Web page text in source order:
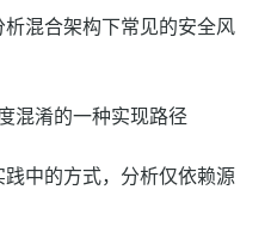
混合架构下常见的安全风
混淆的一种实现路径
中的方式，分析仅依赖源